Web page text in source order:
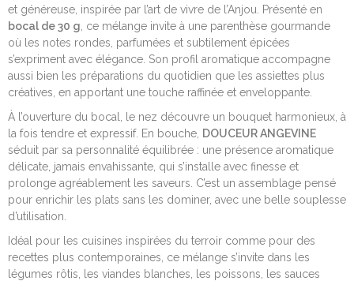
et généreuse, inspirée par l’art de vivre de l’Anjou. Présenté en
bocal de 30 g , ce mélange invite à une parenthèse gourmande
où les notes rondes, parfumées et subtilement épicées
s’expriment avec élégance. Son profil aromatique accompagne
aussi bien les préparations du quotidien que les assiettes plus
créatives, en apportant une touche raffinée et enveloppante.
À l’ouverture du bocal, le nez découvre un bouquet harmonieux, à
la fois tendre et expressif. En bouche, DOUCEUR ANGEVINE
séduit par sa personnalité équilibrée : une présence aromatique
délicate, jamais envahissante, qui s’installe avec finesse et
prolonge agréablement les saveurs. C’est un assemblage pensé
pour enrichir les plats sans les dominer, avec une belle souplesse
d’utilisation.
Idéal pour les cuisines inspirées du terroir comme pour des
recettes plus contemporaines, ce mélange s’invite dans les
légumes rôtis, les viandes blanches, les poissons, les sauces